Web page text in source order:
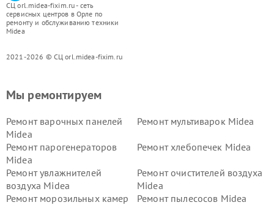
СЦ orl.midea-fixim.ru - сеть
сервисных центров в Орле по
ремонту и обслуживанию техники
Midea
2021-2026 © СЦ orl.midea-fixim.ru
Мы ремонтируем
Ремонт варочных панелей
Midea
Ремонт мультиварок Midea
Ремонт парогенераторов
Midea
Ремонт хлебопечек Midea
Ремонт увлажнителей
воздуха Midea
Ремонт очистителей воздуха
Midea
Ремонт морозильных камер
Ремонт пылесосов Midea